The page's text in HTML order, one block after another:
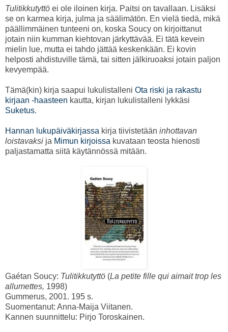
Tulitikkutyttö ei ole iloinen kirja. Paitsi on tavallaan. Lisäksi
se on karmea kirja, julma ja säälimätön. En vielä tiedä, mikä
päällimmäinen tunteeni on, koska Soucy on kirjoittanut
jotain niin kumman kiehtovan järkyttävää. Ei tätä kevein
mielin lue, mutta ei tahdo jättää keskenkään. Ei kovin
helposti ahdistuville tämä, tai sitten jälkiruoaksi jotain paljon
kevyempää.
Tämä(kin) kirja saapui lukulistalleni Ota riski ja rakastu
kirjaan -haasteen kautta, kirjan lukulistalleni lykkäsi
Suketus.
Hannan lukupäiväkirjassa kirja tiivistetään inhottavan
loistavaksi ja Mimun kirjoissa kuvataan teosta hienosti
paljastamatta siitä käytännössä mitään.
Gaétan Soucy: Tulitikkutyttö (La petite fille qui aimait trop les
allumettes, 1998)
Gummerus, 2001. 195 s.
Suomentanut: Anna-Maija Viitanen.
Kannen suunnittelu: Pirjo Toroskainen.